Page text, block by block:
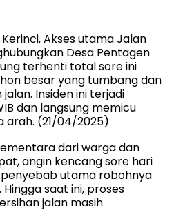
Kerinci, Akses utama Jalan
Desa Pentagen
terhenti total sore ini
besar yang tumbang dan
Insiden ini terjadi
dan langsung memicu
arah. (21/04/2025)
dari warga dan
angin kencang sore hari
utama robohnya
Hingga saat ini, proses
jalan masih